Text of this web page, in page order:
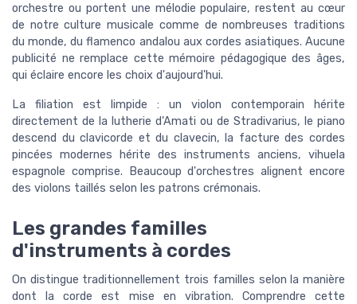
orchestre ou portent une mélodie populaire, restent au cœur
de notre culture musicale comme de nombreuses traditions
du monde, du flamenco andalou aux cordes asiatiques. Aucune
publicité ne remplace cette mémoire pédagogique des âges,
qui éclaire encore les choix d'aujourd'hui.
La filiation est limpide : un violon contemporain hérite
directement de la lutherie d'Amati ou de Stradivarius, le piano
descend du clavicorde et du clavecin, la facture des cordes
pincées modernes hérite des instruments anciens, vihuela
espagnole comprise. Beaucoup d'orchestres alignent encore
des violons taillés selon les patrons crémonais.
Les grandes familles
d'instruments à cordes
On distingue traditionnellement trois familles selon la manière
dont la corde est mise en vibration. Comprendre cette